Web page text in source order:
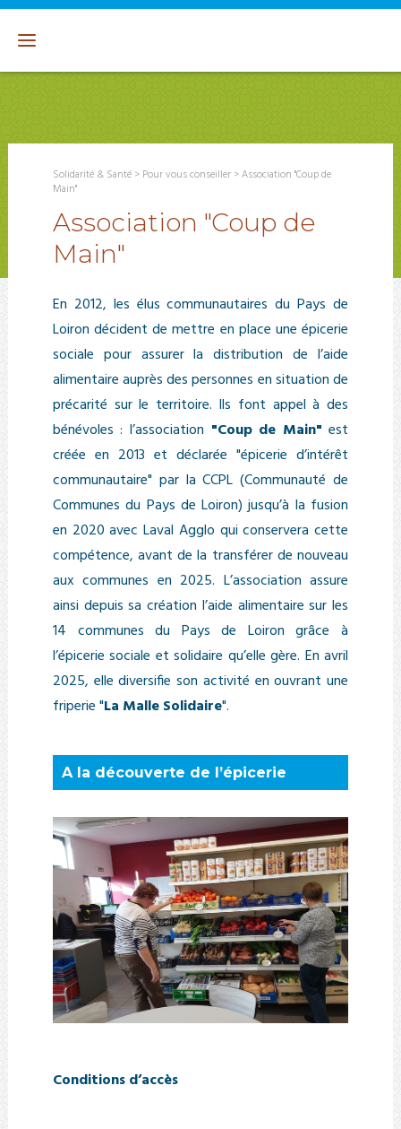
Solidarité & Santé > Pour vous conseiller >Association "Coup de
Main"
Association "Coup de
Main"
En 2012, les élus communautaires du Pays de
Loiron décident de mettre en place une épicerie
sociale pour assurer la distribution de l’aide
alimentaire auprès des personnes en situation de
précarité sur le territoire. Ils font appel à des
bénévoles : l’association "Coup de Main"est
créée en 2013 et déclarée "épicerie d’intérêt
communautaire" par la CCPL (Communauté de
Communes du Pays de Loiron) jusqu’à la fusion
en 2020 avec Laval Agglo qui conservera cette
compétence, avant de la transférer de nouveau
aux communes en 2025. L’association assure
ainsi depuis sa création l’aide alimentaire sur les
14 communes du Pays de Loiron grâce à
l’épicerie sociale et solidaire qu’elle gère. En avril
2025, elle diversifie son activité en ouvrant une
friperie "La Malle Solidaire".
A la découverte de l’épicerie
Conditions d’accès